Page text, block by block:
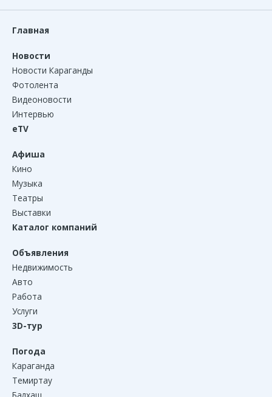
Главная
Новости
Новости Караганды
Фотолента
Видеоновости
Интервью
eTV
Афиша
Кино
Музыка
Театры
Выставки
Каталог компаний
Объявления
Недвижимость
Авто
Работа
Услуги
3D-тур
Погода
Караганда
Темиртау